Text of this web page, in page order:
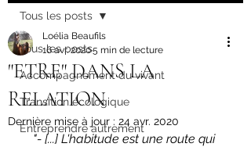
Tous les posts
Accompagnement du vivant
Transition écologique
Entreprendre autrement
Tous les posts
"ETRE" DANS LA
RELATION
Loélia Beaufils
16 avr. 20205 min de lecture
Dernière mise à jour : 24 avr. 2020
"- [...] L'habitude est une route qui